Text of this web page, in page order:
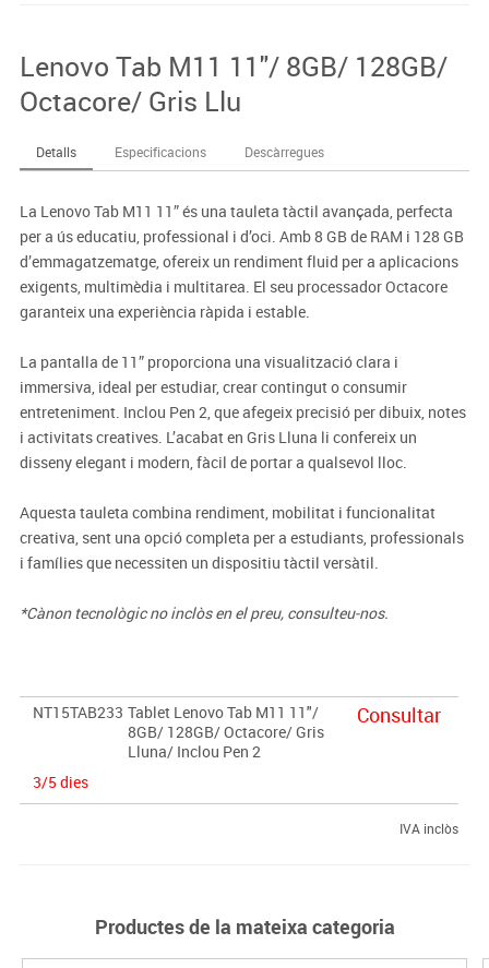
Lenovo Tab M11 11"/ 8GB/ 128GB/
Octacore/ Gris Llu
Detalls Especificacions Descàrregues
La Lenovo Tab M11 11” és una tauleta tàctil avançada, perfecta
per a ús educatiu, professional i d’oci. Amb 8 GB de RAM i 128 GB
d’emmagatzematge, ofereix un rendiment fluid per a aplicacions
exigents, multimèdia i multitarea. El seu processador Octacore
garanteix una experiència ràpida i estable.
La pantalla de 11” proporciona una visualització clara i
immersiva, ideal per estudiar, crear contingut o consumir
entreteniment. Inclou Pen 2, que afegeix precisió per dibuix, notes
i activitats creatives. L’acabat en Gris Lluna li confereix un
disseny elegant i modern, fàcil de portar a qualsevol lloc.
Aquesta tauleta combina rendiment, mobilitat i funcionalitat
creativa, sent una opció completa per a estudiants, professionals
i famílies que necessiten un dispositiu tàctil versàtil.
*Cànon tecnològic no inclòs en el preu, consulteu-nos.
NT15TAB233 Tablet Lenovo Tab M11 11"/
8GB/ 128GB/ Octacore/ Gris
Lluna/ Inclou Pen 2
3/5 dies
Consultar
IVA inclòs
Productes de la mateixa categoria